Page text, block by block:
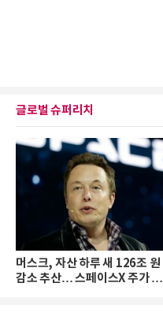
글로벌 슈퍼리치
머스크, 자산 하루 새 126조 원
감소 추산… 스페이스X 주가 하